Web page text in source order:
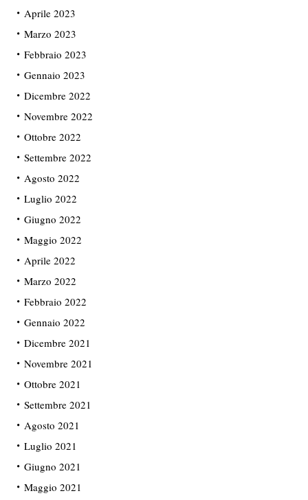
Aprile 2023
Marzo 2023
Febbraio 2023
Gennaio 2023
Dicembre 2022
Novembre 2022
Ottobre 2022
Settembre 2022
Agosto 2022
Luglio 2022
Giugno 2022
Maggio 2022
Aprile 2022
Marzo 2022
Febbraio 2022
Gennaio 2022
Dicembre 2021
Novembre 2021
Ottobre 2021
Settembre 2021
Agosto 2021
Luglio 2021
Giugno 2021
Maggio 2021